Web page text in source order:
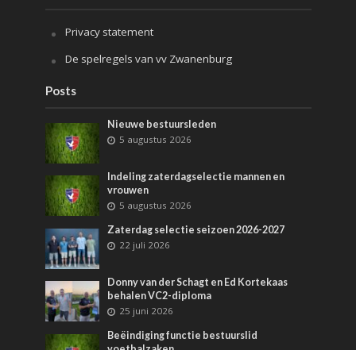
Privacy statement
De spelregels van vv Zwanenburg
Posts
Nieuwe bestuursleden
5 augustus 2026
Indeling zaterdagselectie mannen en
vrouwen
5 augustus 2026
Zaterdag selectie seizoen 2026-2027
22 juli 2026
Donny van der Schagt en Ed Kortekaas
behalen VC2-diploma
25 juni 2026
Beëindiging functie bestuurslid